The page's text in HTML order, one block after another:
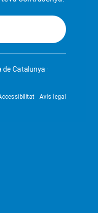
Catalunya ·
Avís legal